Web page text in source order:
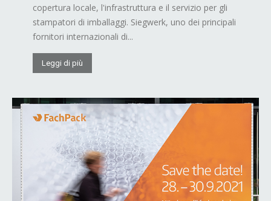
copertura locale, l'infrastruttura e il servizio per gli
stampatori di imballaggi. Siegwerk, uno dei principali
fornitori internazionali di...
Leggi di più